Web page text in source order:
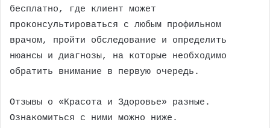
бесплатно, где клиент может
проконсультироваться с любым профильном
врачом, пройти обследование и определить
нюансы и диагнозы, на которые необходимо
обратить внимание в первую очередь.
Отзывы о «Красота и Здоровье» разные.
Ознакомиться с ними можно ниже.